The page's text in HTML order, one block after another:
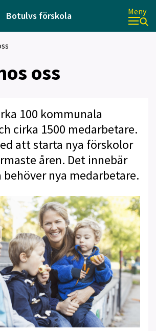
Botulvs förskola Meny
oss
100 kommunala
cirka 1500 medarbetare.
att starta nya förskolor
åren. Det innebär
nya medarbetare.